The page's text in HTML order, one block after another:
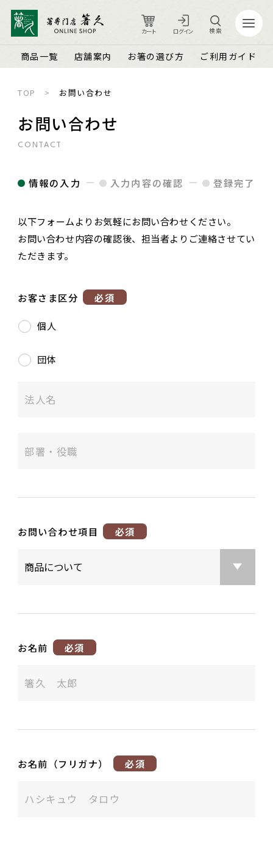
商品一覧 店舗案内 お箸の選び方 ご利用ガイド
検索
カート ログイン
箸久について
品質保証とメンテナンス
名入れ可能なお箸
結婚祝い・結婚記念日
長寿祝い・賀寿（還暦・古希・米寿など）
ご夫婦・ご両親へ（夫婦箸）
お食い初め・出産祝い・入園祝い・卒園祝い（子供箸）
成人祝い・卒業祝い・就職祝い
退職祝い
産地独自の塗り箸（津軽・若狭・輪島）
限定品・特別仕様品
商品ピックアップ＆トピックス
お客さまの声
お箸の魅力
よくあるご質問
お箸の選び方
名入れ箸のご紹介
カート
お問い合わせ
TOP お問い合わせ
お問い合わせ
CONTACT
情報の入力 入力内容の確認 登録完了
以下フォームよりお気軽にお問い合わせください。
お問い合わせ内容の確認後、担当者よりご連絡させてい
ただきます。
お客さま区分 必須
個人
団体
お問い合わせ項目 必須
お名前 必須
お名前（フリガナ） 必須